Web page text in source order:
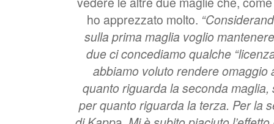
ho apprezzato molto.
sulla prima maglia voglio
due ci concediamo qualche
abbiamo voluto rendere omaggio
quanto riguarda la seconda
per quanto riguarda la terza. Per la